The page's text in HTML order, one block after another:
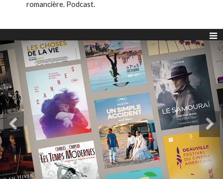
romancière. Podcast.